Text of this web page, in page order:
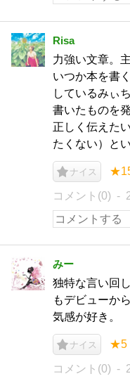
Risa
力強い文章。
いつか本を書
しているみぃ
書いたものを
正しく伝えた
たくない）と
ナイス
コメント(0)
みー
独特な言い回
もデビューか
気感が好き。
ナイス ★5
コメント(0)